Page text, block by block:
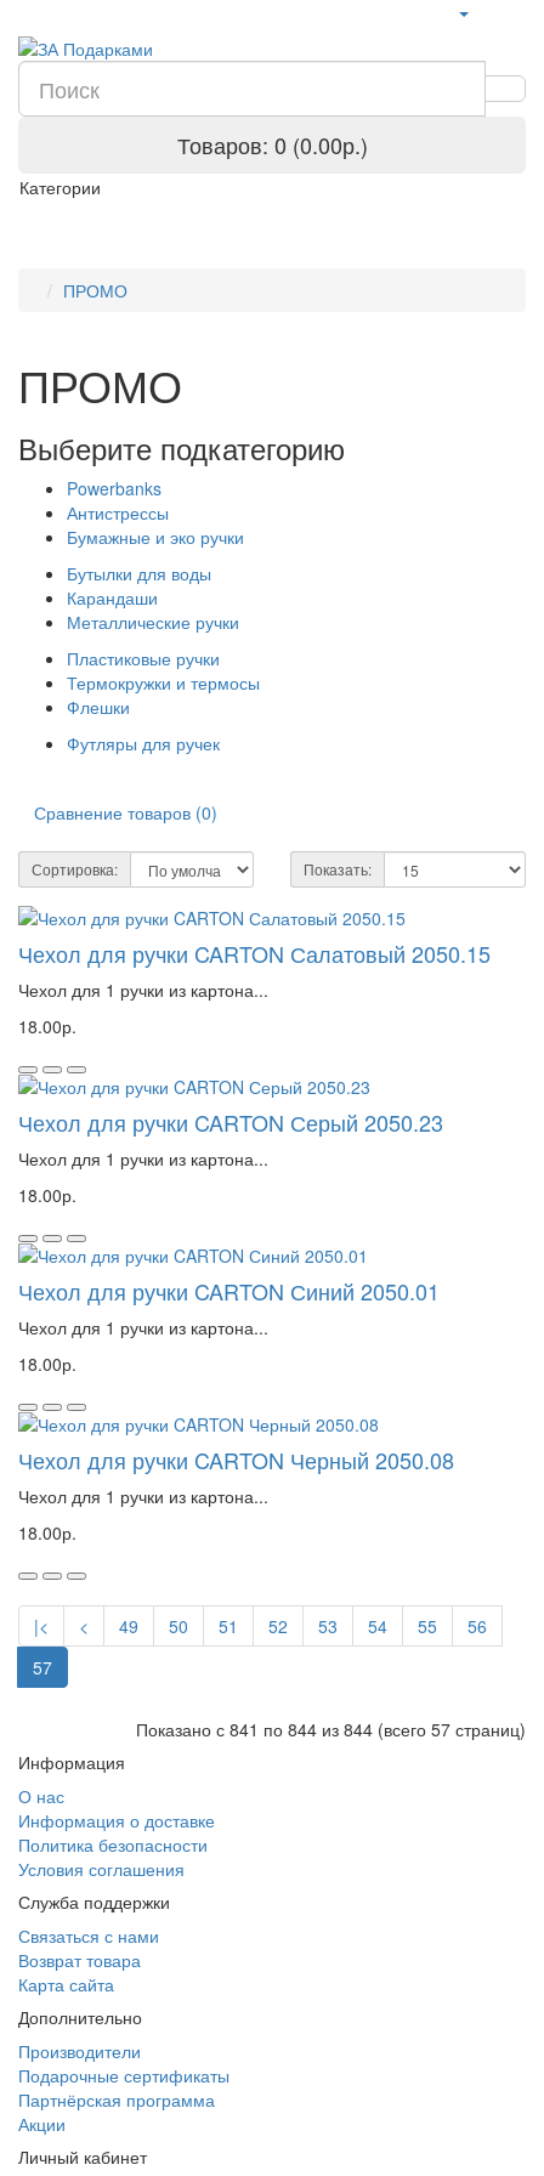
Товаров: 0 (0.00р.)
Категории
ПРОМО
ПРОМО
Выберите подкатегорию
Powerbanks
Антистрессы
Бумажные и эко ручки
Бутылки для воды
Карандаши
Металлические ручки
Пластиковые ручки
Термокружки и термосы
Флешки
Футляры для ручек
Сравнение товаров (0)
Сортировка: Показать:
Чехол для ручки CARTON Салатовый 2050.15
Чехол для 1 ручки из картона...
18.00р.
Чехол для ручки CARTON Серый 2050.23
Чехол для 1 ручки из картона...
18.00р.
Чехол для ручки CARTON Синий 2050.01
Чехол для 1 ручки из картона...
18.00р.
Чехол для ручки CARTON Черный 2050.08
Чехол для 1 ручки из картона...
18.00р.
|< < 49 50 51 52 53 54 55
56
57
Показано с 841 по 844 из 844 (всего 57 страниц)
Информация
О нас
Информация о доставке
Политика безопасности
Условия соглашения
Служба поддержки
Связаться с нами
Возврат товара
Карта сайта
Дополнительно
Производители
Подарочные сертификаты
Партнёрская программа
Акции
Личный кабинет